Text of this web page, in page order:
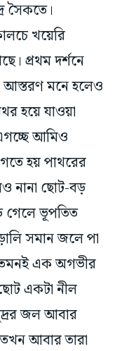
খয়েরি
প্রথম দর্শনে
মনে হলেও
হয়ে যাওয়া
আমিও
হয় পাথরের
নানা ছোট-বড়
গেলে ভূপতিত
সমান জলে পা
এক অগভীর
একটা নীল
জল আবার
আবার তারা
মাছ, সামুদ্রিক